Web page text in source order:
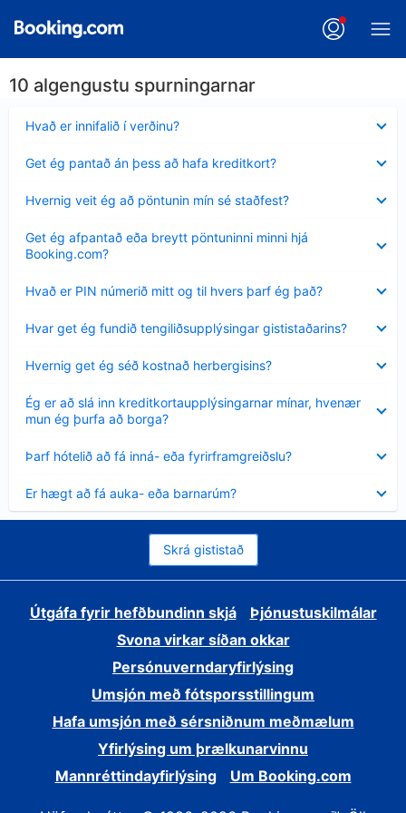
10 algengustu spurningarnar
Hvað er innifalið í verðinu?
sýnt
Get ég pantað án þess að hafa kreditkort?
sýnt
Hvernig veit ég að pöntunin mín sé staðfest?
sýnt
Get ég afpantað eða breytt pöntuninni minni hjá
Booking.com?
sýnt
Hvað er PIN númerið mitt og til hvers þarf ég það?
sýnt
Hvar get ég fundið tengiliðsupplýsingar gististaðarins?
sýnt
Hvernig get ég séð kostnað herbergisins?
sýnt
Ég er að slá inn kreditkortaupplýsingarnar mínar, hvenær
mun ég þurfa að borga?
Minna
sýnt
Þarf hótelið að fá inná- eða fyrirframgreiðslu?
sýnt
Er hægt að fá auka- eða barnarúm?
sýnt
Skrá gististað
Útgáfa fyrir hefðbundinn skjá
Þjónustuskilmálar
Svona virkar síðan okkar
Persónuverndaryfirlýsing
Umsjón með fótsporsstillingum
Hafa umsjón með sérsniðnum meðmælum
Yfirlýsing um þrælkunarvinnu
Mannréttindayfirlýsing
Um Booking.com